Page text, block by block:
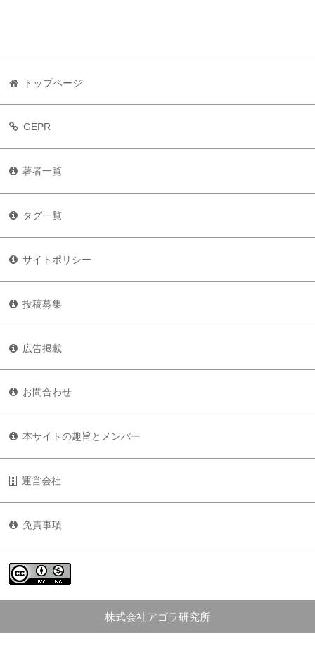
トップページ
GEPR
著者一覧
タグ一覧
サイトポリシー
投稿募集
広告掲載
お問合わせ
本サイトの趣旨とメンバー
運営会社
免責事項
株式会社アゴラ研究所